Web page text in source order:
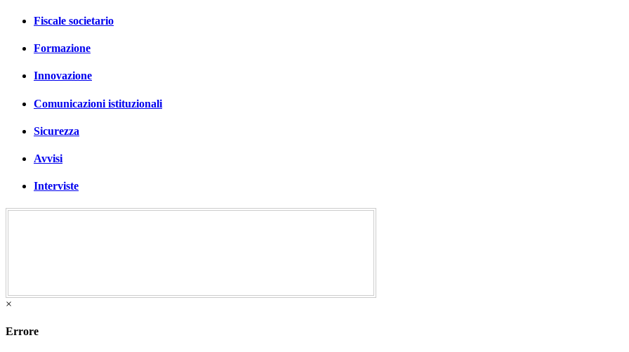
Fiscale societario
Formazione
Innovazione
Comunicazioni istituzionali
Sicurezza
Avvisi
Interviste
×
Errore